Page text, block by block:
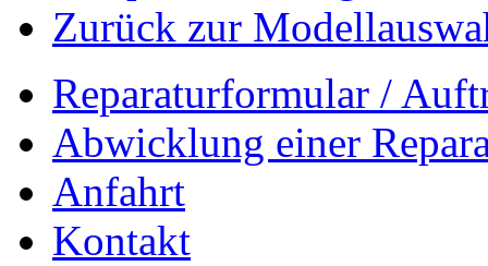
Zurück zur
Reparaturformular /
Abwicklung einer
Anfahrt
Kontakt